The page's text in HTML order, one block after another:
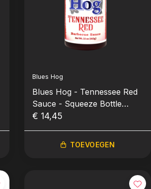
Blues Hog
Blues Hog - Tennessee Red
Sauce - Squeeze Bottle
Knijpfles (652gr-23oz)
€ 14,45
TOEVOEGEN